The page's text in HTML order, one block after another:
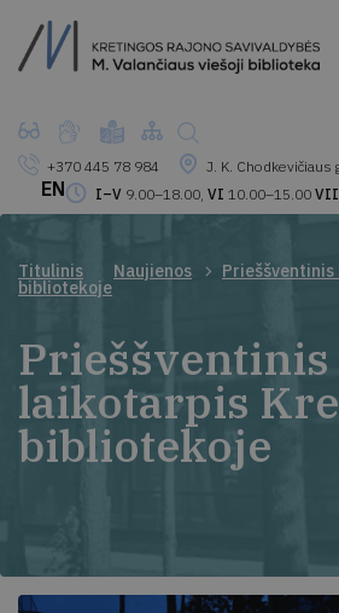
+370 445 78 984
J. K. Chodkevičiaus
I–V 9.00–18.00, VI 10.00–15.00 VII
EN
Titulinis Naujienos
bibliotekoje
Prieššventinis
laikotarpis
bibliotekoje